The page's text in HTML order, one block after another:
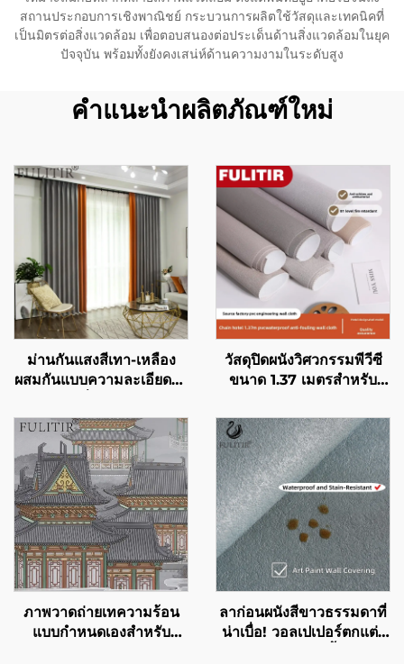
สถานประกอบการเชิงพาณิชย์ กระบวนการผลิตใช้วัสดุและเทคนิคที่
เป็นมิตรต่อสิ่งแวดล้อม เพื่อตอบสนองต่อประเด็นด้านสิ่งแวดล้อมในยุค
ปัจจุบัน พร้อมทั้งยังคงเสน่ห์ด้านความงามในระดับสูง
คำแนะนำผลิตภัณฑ์ใหม่
ม่านกันแสงสีเทา-เหลือง
ผสมกันแบบความละเอียดสูง
นิมอลทันสมัยแบบแยกสี
ชัดเจน
วัสดุปิดผนังวิศวกรรมพีวีซี
ขนาด 1.37 เมตรสำหรับ
วัสดุปิดผนังทนไฟ ผู้ผลิต ผ้า
ไม่ทอ 2.8 เมตร
ภาพวาดถ่ายเทความร้อน
แบบกำหนดเองสำหรับ
ลาก่อนผนังสีขาวธรรมดาที่
น่าเบื่อ! วอลเปเปอร์ตกแต่ง